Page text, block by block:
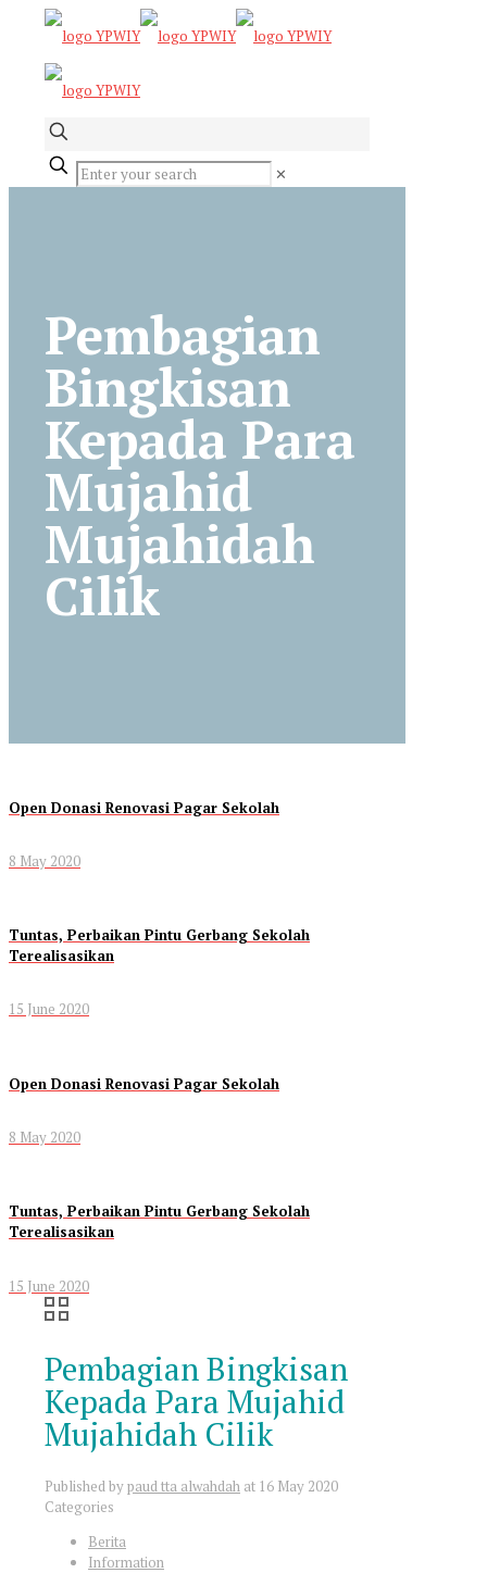
✕
Pembagian
Bingkisan
Kepada Para
Mujahid
Mujahidah
Cilik
Open Donasi Renovasi Pagar Sekolah
8 May 2020
Tuntas, Perbaikan Pintu Gerbang Sekolah
Terealisasikan
15 June 2020
Open Donasi Renovasi Pagar Sekolah
8 May 2020
Tuntas, Perbaikan Pintu Gerbang Sekolah
Terealisasikan
15 June 2020
Pembagian Bingkisan
Kepada Para Mujahid
Mujahidah Cilik
Published bypaud tta alwahdah at 16 May 2020
Categories
Berita
Information